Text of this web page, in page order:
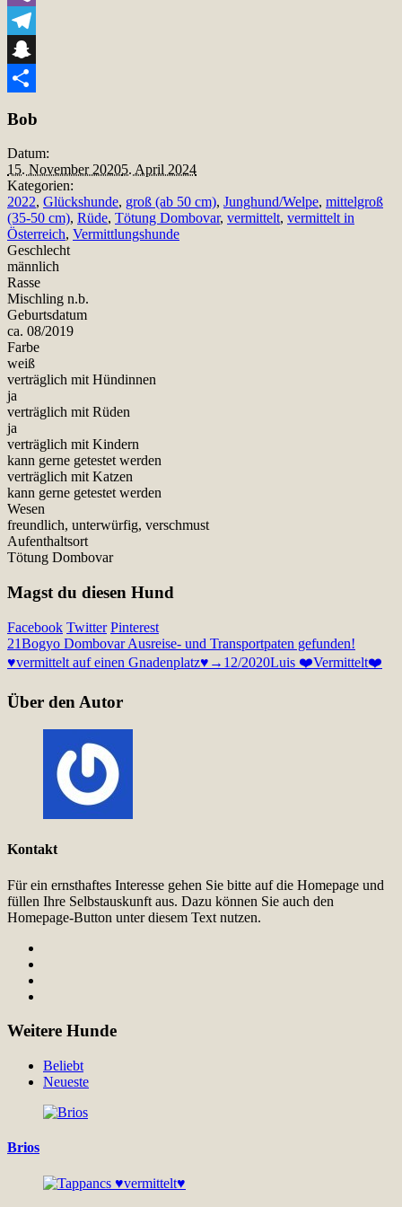
Viber
Telegram
Snapchat
Bob
Datum:
15. November 20205. April 2024
Kategorien:
2022, Glückshunde, groß (ab 50 cm), Junghund/Welpe, mittelgroß
(35-50 cm), Rüde, Tötung Dombovar, vermittelt, vermittelt in
Österreich, Vermittlungshunde
Geschlecht
männlich
Rasse
Mischling n.b.
Geburtsdatum
ca. 08/2019
Farbe
weiß
verträglich mit Hündinnen
ja
verträglich mit Rüden
ja
verträglich mit Kindern
kann gerne getestet werden
verträglich mit Katzen
kann gerne getestet werden
Wesen
freundlich, unterwürfig, verschmust
Aufenthaltsort
Tötung Dombovar
Magst du diesen Hund
Facebook Twitter Pinterest
21Bogyo Dombovar Ausreise- und Transportpaten gefunden!
♥vermittelt auf einen Gnadenplatz♥→12/2020Luis ❤️Vermittelt❤️
Über den Autor
Kontakt
Für ein ernsthaftes Interesse gehen Sie bitte auf die Homepage und
füllen Ihre Selbstauskunft aus. Dazu können Sie auch den
Homepage-Button unter diesem Text nutzen.
Weitere Hunde
Beliebt
Neueste
Brios